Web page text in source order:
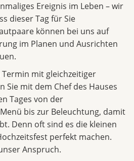
Ereignis im Leben – wir
dieser Tag für Sie
können bei uns auf
im Planen und Ausrichten
mit gleichzeitiger
Sie mit dem Chef des Hauses
Tages von der
bis zur Beleuchtung, damit
Denn oft sind es die kleinen
perfekt machen.
Anspruch.